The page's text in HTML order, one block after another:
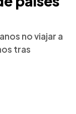
no viajar a
tras